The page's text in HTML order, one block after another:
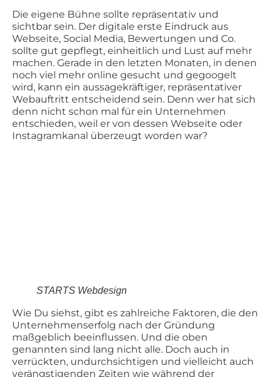
Die eigene Bühne sollte repräsentativ und
sichtbar sein. Der digitale erste Eindruck aus
Webseite, Social Media, Bewertungen und Co.
sollte gut gepflegt, einheitlich und Lust auf mehr
machen. Gerade in den letzten Monaten, in denen
noch viel mehr online gesucht und gegoogelt
wird, kann ein aussagekräftiger, repräsentativer
Webauftritt entscheidend sein. Denn wer hat sich
denn nicht schon mal für ein Unternehmen
entschieden, weil er von dessen Webseite oder
Instagramkanal überzeugt worden war?
STARTS Webdesign
Wie Du siehst, gibt es zahlreiche Faktoren, die den
Unternehmenserfolg nach der Gründung
maßgeblich beeinflussen. Und die oben
genannten sind lang nicht alle. Doch auch in
verrückten, undurchsichtigen und vielleicht auch
verängstigenden Zeiten wie während der